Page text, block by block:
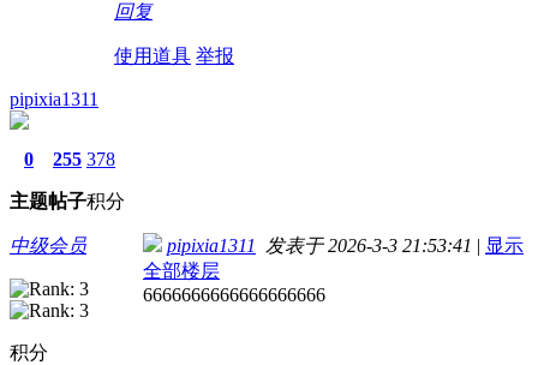
回复
使用道具 举报
pipixia1311
0
主题
255
帖子
378
积分
中级会员
积分
pipixia1311 发表于 2026-3-3 21:53:41 | 显示
全部楼层
6666666666666666666